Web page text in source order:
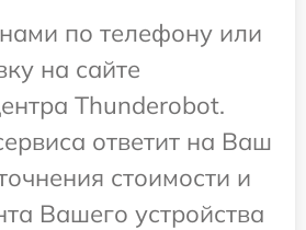
по телефону или
на сайте
Thunderobot.
ответит на Ваш
стоимости и
Вашего устройства